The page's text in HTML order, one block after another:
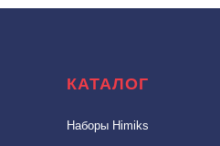
Наборы Himiks
КАТАЛОГ